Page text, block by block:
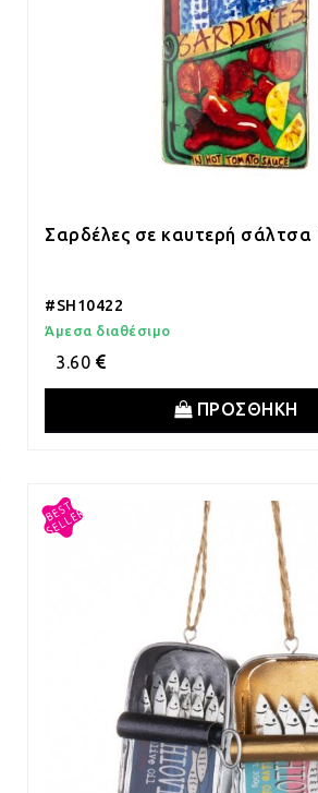
Σαρδέλες σε καυτερή σάλτσα
#SH10422
Άμεσα διαθέσιμο
3.60
ΠΡΟΣΘΗΚΗ